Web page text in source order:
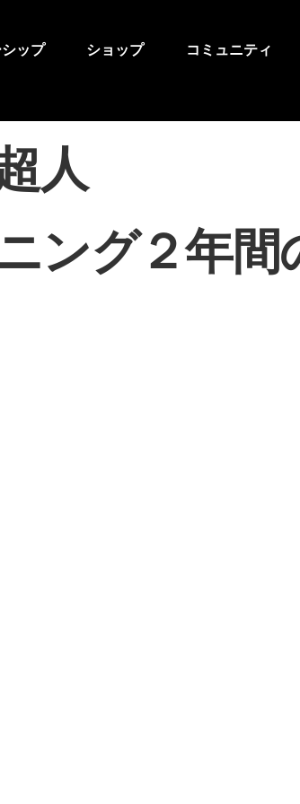
ップ ショップ コミュニティ
人
ング２年間